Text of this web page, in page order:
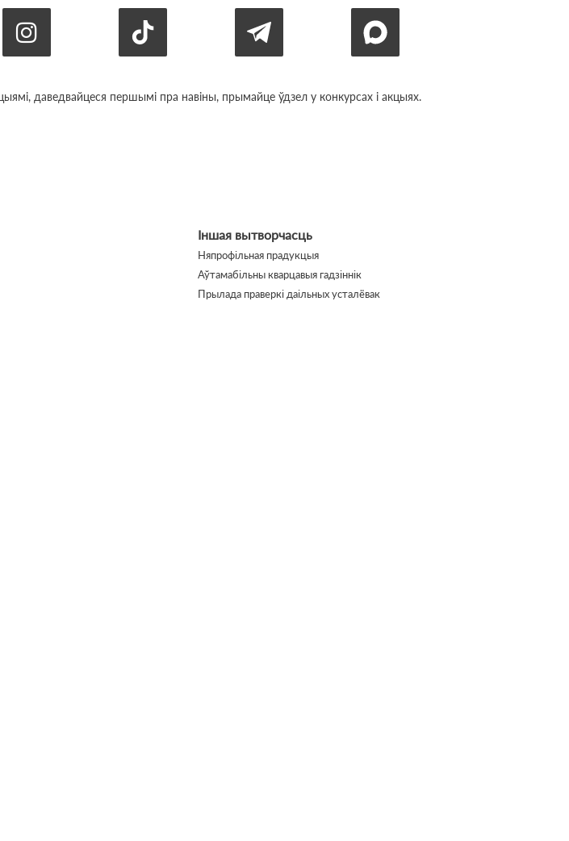
даведвайцеся першымі пра навіны, прымайце ўдзел у конкурсах і акцыях.
Іншая вытворчасць
Няпрофільная прадукцыя
Аўтамабільны кварцавыя гадзіннік
Прылада праверкі даільных усталёвак